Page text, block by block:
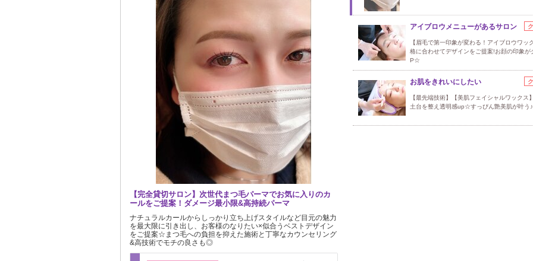
【完全貸切サロン】次世代まつ毛パーマでお気に入りのカ
ールをご提案！ダメージ最小限&高持続パーマ
ナチュラルカールからしっかり立ち上げスタイルなど目元の魅力
を最大限に引き出し、お客様のなりたい×似合うベストデザイン
をご提案☆まつ毛への負担を抑えた施術と丁寧なカウンセリング
&高技術でモチの良さも◎
アイブロウメニューがあるサロン
【眉毛で第一印象が変わる！アイブロウワッ
格に合わせてデザインをご提案!お顔の印象が
P☆
お肌をきれいにしたい
【最先端技術】【美肌フェイシャルワックス
土台を整え透明感up☆すっぴん艶美肌が叶う♪